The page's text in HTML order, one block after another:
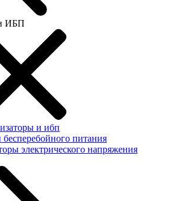
ИБП
и ибп
питания
электрического напряжения